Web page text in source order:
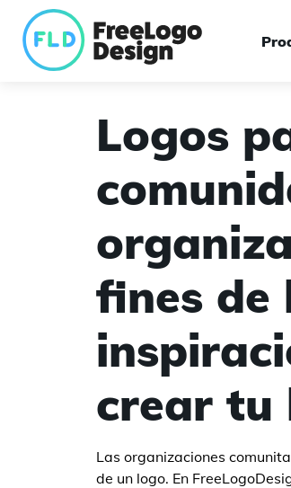
Logo
Caja
Logos
fines de
crear tu
Las organizaciones
de un logo. En